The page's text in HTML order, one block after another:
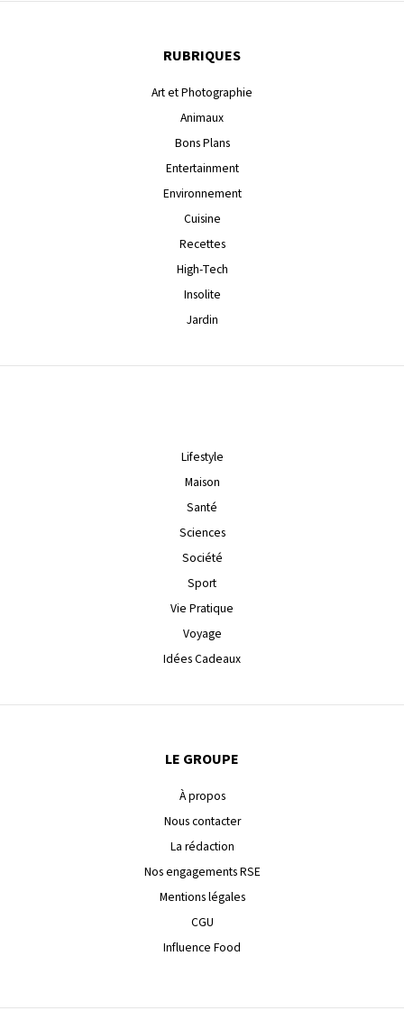
RUBRIQUES
Art et Photographie
Animaux
Bons Plans
Entertainment
Environnement
Cuisine
Recettes
High-Tech
Insolite
Jardin
Lifestyle
Maison
Santé
Sciences
Société
Sport
Vie Pratique
Voyage
Idées Cadeaux
LE GROUPE
À propos
Nous contacter
La rédaction
Nos engagements RSE
Mentions légales
CGU
Influence Food